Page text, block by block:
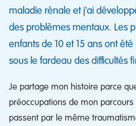
maladie rénale et j'ai
des problèmes mentaux. Les
enfants de 10 et 15 ans ont
sous le fardeau des difficultés
Je partage mon histoire parce
préoccupations de mon
passent par le même